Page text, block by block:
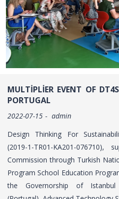
MULTIPLIER EVENT OF
PORTUGAL
2022-07-15
admin
Design Thinking For
(2019-1-TR01-KA201-
Commission through Turkish
Program School Education
the Governorship of Istanbul